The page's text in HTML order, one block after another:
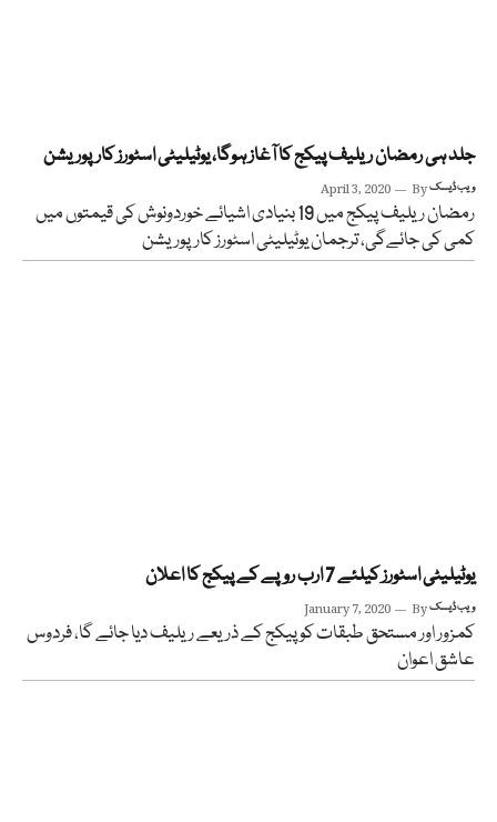
جلد ہی رمضان ریلیف پیکج کا آغاز ہوگا، یوٹیلیٹی اسٹورز کارپوریشن
April 3, 2020 Byویب ڈیسک
رمضان ریلیف پیکج میں 19 بنیادی اشیائے خوردونوش کی قیمتوں میں
کمی کی جائےگی، ترجمان یوٹیلیٹی اسٹورز کارپوریشن
یوٹیلیٹی اسٹورز کیلئے 7 ارب روپے کے پیکج کا اعلان
January 7, 2020 Byویب ڈیسک
کمزور اور مستحق طبقات کو پیکج کے ذریعے ریلیف دیا جائے گا، فردوس
عاشق اعوان